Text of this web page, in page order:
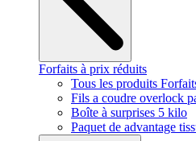
Forfaits à prix réduits
Tous les produits
Fils a coudre overlock
Boîte à surprises 5 kilo
Paquet de advantage